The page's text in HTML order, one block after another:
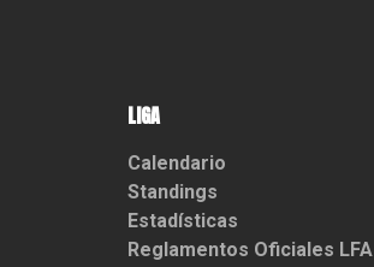
LIGA
Calendario
Standings
Estadísticas
Reglamentos Oficiales LFA